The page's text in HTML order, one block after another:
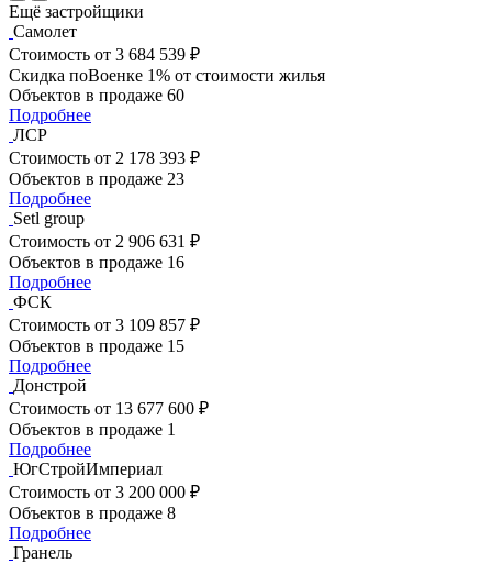
Ещё застройщики
Самолет
Стоимость от 3 684 539 ₽
Скидка поВоенке 1% от стоимости жилья
Объектов в продаже 60
Подробнее
ЛСР
Стоимость от 2 178 393 ₽
Объектов в продаже 23
Подробнее
Setl group
Стоимость от 2 906 631 ₽
Объектов в продаже 16
Подробнее
ФСК
Стоимость от 3 109 857 ₽
Объектов в продаже 15
Подробнее
Донстрой
Стоимость от 13 677 600 ₽
Объектов в продаже 1
Подробнее
ЮгСтройИмпериал
Стоимость от 3 200 000 ₽
Объектов в продаже 8
Подробнее
Гранель